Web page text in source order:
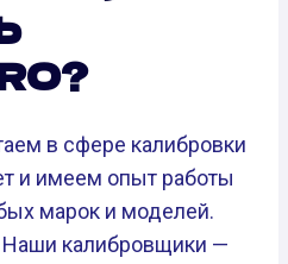
в сфере калибровки
и имеем опыт работы
марок и моделей.
Наши калибровщики —